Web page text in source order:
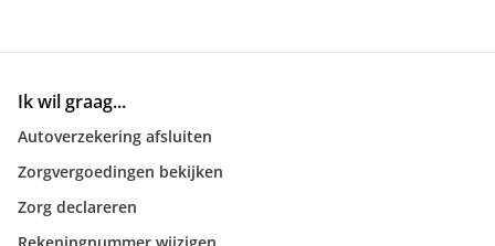
Ik wil graag...
Autoverzekering afsluiten
Zorgvergoedingen bekijken
Zorg declareren